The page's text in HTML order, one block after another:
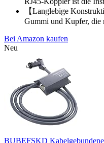
【Langlebige
Gummi und Kupfer, die
Bei Amazon kaufen
Neu
BUBEFSKD